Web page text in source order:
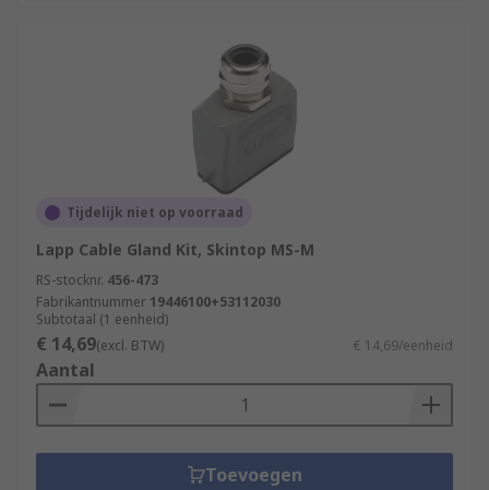
Tijdelijk niet op voorraad
Lapp Cable Gland Kit, Skintop MS-M
RS-stocknr. 456-473
Fabrikantnummer 19446100+53112030
Subtotaal (1 eenheid)
€ 14,69(excl. BTW) € 14,69/eenheid
Aantal
Toevoegen